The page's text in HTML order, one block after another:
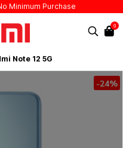
Minimum Purchase
0
Note 12 5G
-24%